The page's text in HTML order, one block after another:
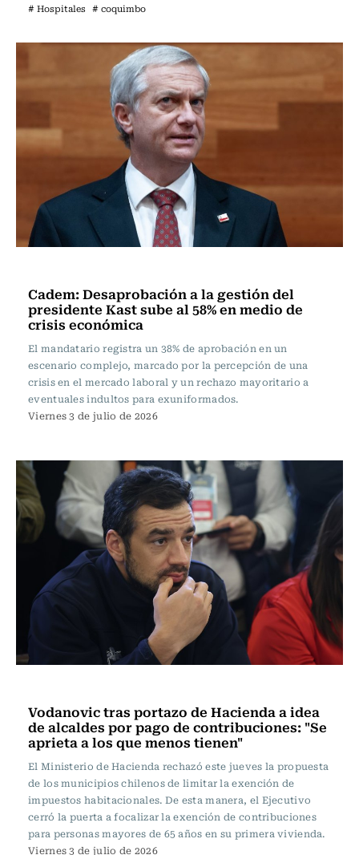
# Hospitales # coquimbo
Cadem: Desaprobación a la gestión del
presidente Kast sube al 58% en medio de
crisis económica
El mandatario registra un 38% de aprobación en un
escenario complejo, marcado por la percepción de una
crisis en el mercado laboral y un rechazo mayoritario a
eventuales indultos para exuniformados.
Viernes 3 de julio de 2026
Vodanovic tras portazo de Hacienda a idea
de alcaldes por pago de contribuciones: "Se
aprieta a los que menos tienen"
El Ministerio de Hacienda rechazó este jueves la propuesta
de los municipios chilenos de limitar la exención de
impuestos habitacionales. De esta manera, el Ejecutivo
cerró la puerta a focalizar la exención de contribuciones
para personas mayores de 65 años en su primera vivienda.
Viernes 3 de julio de 2026